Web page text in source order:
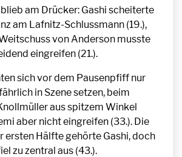
am Drücker: Gashi scheiterte
am Lafnitz-Schlussmann (19.),
von Anderson musste
eingreifen (21.).
sich vor dem Pausenpfiff nur
in Szene setzen, beim
aus spitzem Winkel
aber nicht eingreifen (33.). Die
ersten Hälfte gehörte Gashi, doch
zu zentral aus (43.).